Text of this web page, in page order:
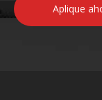
Aplique